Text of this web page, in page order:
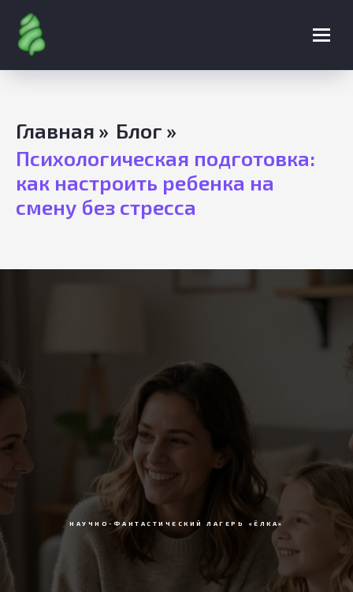
Главная » Блог »
Психологическая подготовка:
как настроить ребенка на
смену без стресса
НАУЧНО-ФАНТАСТИЧЕСКИЙ ЛАГЕРЬ «ЁЛКА»